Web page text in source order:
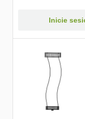
Inicie